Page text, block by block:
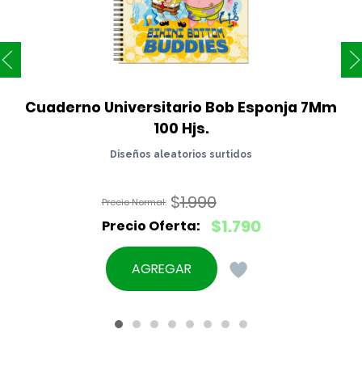
Cuaderno Universitario Bob Esponja 7Mm
100 Hjs.
Diseños aleatorios surtidos
$1.990
El
precio
original
$1.790
El
precio
actual
$1.790.
AGREGAR